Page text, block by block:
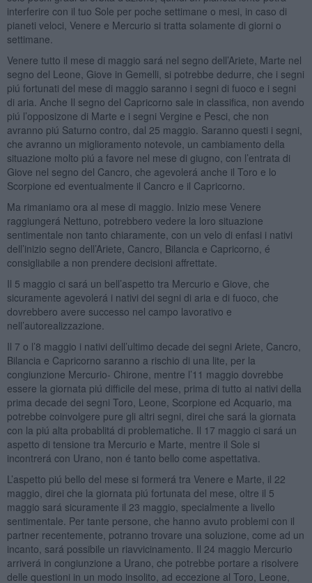
interferire con il tuo Sole per poche settimane o mesi, in caso di
pianeti veloci, Venere e Mercurio si tratta solamente di giorni o
settimane.
Venere tutto il mese di maggio sará nel segno dell’Ariete, Marte nel
segno del Leone, Giove in Gemelli, si potrebbe dedurre, che i segni
piú fortunati del mese di maggio saranno i segni di fuoco e i segni
di aria. Anche Il segno del Capricorno sale in classifica, non avendo
piú l’opposizone di Marte e i segni Vergine e Pesci, che non
avranno piú Saturno contro, dal 25 maggio. Saranno questi i segni,
che avranno un miglioramento notevole, un cambiamento della
situazione molto piú a favore nel mese di giugno, con l’entrata di
Giove nel segno del Cancro, che agevolerá anche il Toro e lo
Scorpione ed eventualmente il Cancro e il Capricorno.
Ma rimaniamo ora al mese di maggio. Inizio mese Venere
raggiungerá Nettuno, potrebbero vedere la loro situazione
sentimentale non tanto chiaramente, con un velo di enfasi i nativi
dell’inizio segno dell’Ariete, Cancro, Bilancia e Capricorno, é
consigliabile a non prendere decisioni affrettate.
Il 5 maggio ci sará un bell’aspetto tra Mercurio e Giove, che
sicuramente agevolerá i nativi dei segni di aria e di fuoco, che
dovrebbero avere successo nel campo lavorativo e
nell’autorealizzazione.
Il 7 o l’8 maggio i nativi dell’ultimo decade dei segni Ariete, Cancro,
Bilancia e Capricorno saranno a rischio di una lite, per la
congiunzione Mercurio- Chirone, mentre l’11 maggio dovrebbe
essere la giornata piú difficile del mese, prima di tutto ai nativi della
prima decade dei segni Toro, Leone, Scorpione ed Acquario, ma
potrebbe coinvolgere pure gli altri segni, direi che sará la giornata
con la piú alta probablitá di problematiche. Il 17 maggio ci sará un
aspetto di tensione tra Mercurio e Marte, mentre il Sole si
incontrerá con Urano, non é tanto bello come aspettativa.
L’aspetto piú bello del mese si formerá tra Venere e Marte, il 22
maggio, direi che la giornata piú fortunata del mese, oltre il 5
maggio sará sicuramente il 23 maggio, specialmente a livello
sentimentale. Per tante persone, che hanno avuto problemi con il
partner recentemente, potranno trovare una soluzione, come ad un
incanto, sará possibile un riavvicinamento. Il 24 maggio Mercurio
arriverá in congiunzione a Urano, che potrebbe portare a risolvere
delle questioni in un modo insolito, ad eccezione al Toro, Leone,